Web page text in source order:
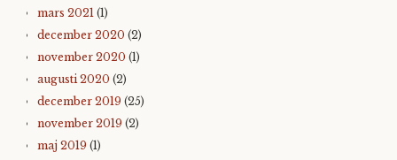
mars 2021 (1)
december 2020 (2)
november 2020 (1)
augusti 2020 (2)
december 2019 (25)
november 2019 (2)
maj 2019 (1)